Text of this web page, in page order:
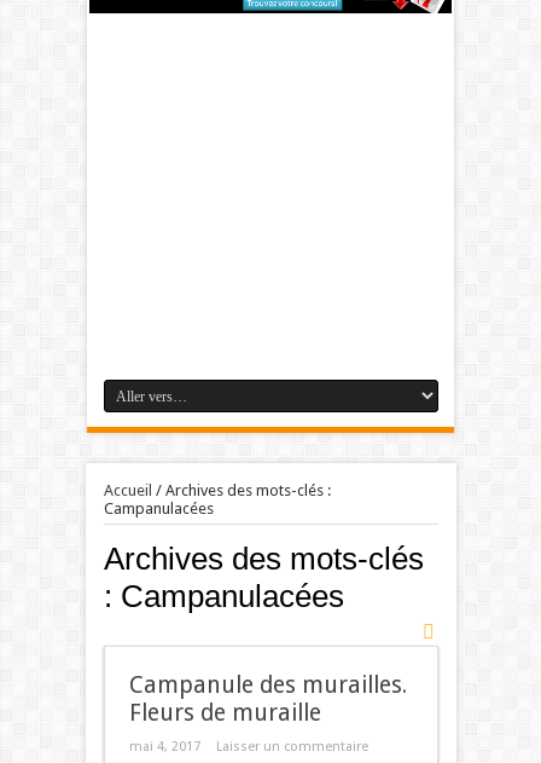
Accueil / Archives des mots-clés :
Campanulacées
Archives des mots-clés
: Campanulacées
Campanule des murailles.
Fleurs de muraille
mai 4, 2017 Laisser un commentaire